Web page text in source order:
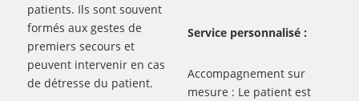
patients. Ils sont souvent
formés aux gestes de
premiers secours et
peuvent intervenir en cas
de détresse du patient.
Service personnalisé :
Accompagnement sur
mesure : Le patient est